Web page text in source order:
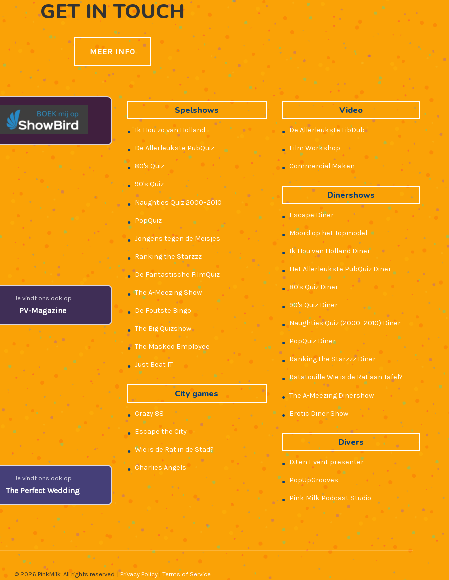
GET IN TOUCH
MEER INFO
Je vindt ons ook op
PV-Magazine
Je vindt ons ook op
The Perfect Wedding
Spelshows
● Ik Hou zo van Holland
● De Allerleukste PubQuiz
● 80's Quiz
● 90's Quiz
● Naughties Quiz 2000–2010
● PopQuiz
● Jongens tegen de Meisjes
● Ranking the Starzzz
● De Fantastische FilmQuiz
● The A-Meezing Show
● De Foutste Bingo
● The Big Quizshow
● The Masked Employee
● Just Beat IT
City games
● Crazy 88
● Escape the City
● Wie is de Rat in de Stad?
● Charlies Angels
Video
● De Allerleukste LibDub
● Film Workshop
● Commercial Maken
Dinershows
● Escape Diner
● Moord op het Topmodel
● Ik Hou van Holland Diner
● Het Allerleukste PubQuiz Diner
● 80's Quiz Diner
● 90's Quiz Diner
● Naughties Quiz (2000–2010) Diner
● PopQuiz Diner
● Ranking the Starzzz Diner
● Ratatouille Wie is de Rat aan Tafel?
● The A-Meezing Dinershow
● Erotic Diner Show
Divers
● DJ en Event presenter
● PopUpGrooves
● Pink Milk Podcast Studio
© 2026 PinkMilk. All rights reserved. |Privacy Policy| Terms of Service